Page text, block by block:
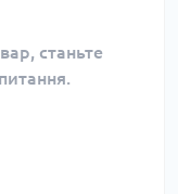
станьте